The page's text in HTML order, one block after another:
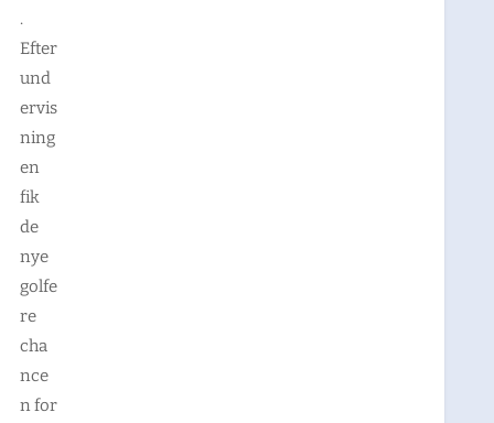
.
Efter
und
ervis
ning
en
fik
de
nye
golfe
re
cha
nce
n for